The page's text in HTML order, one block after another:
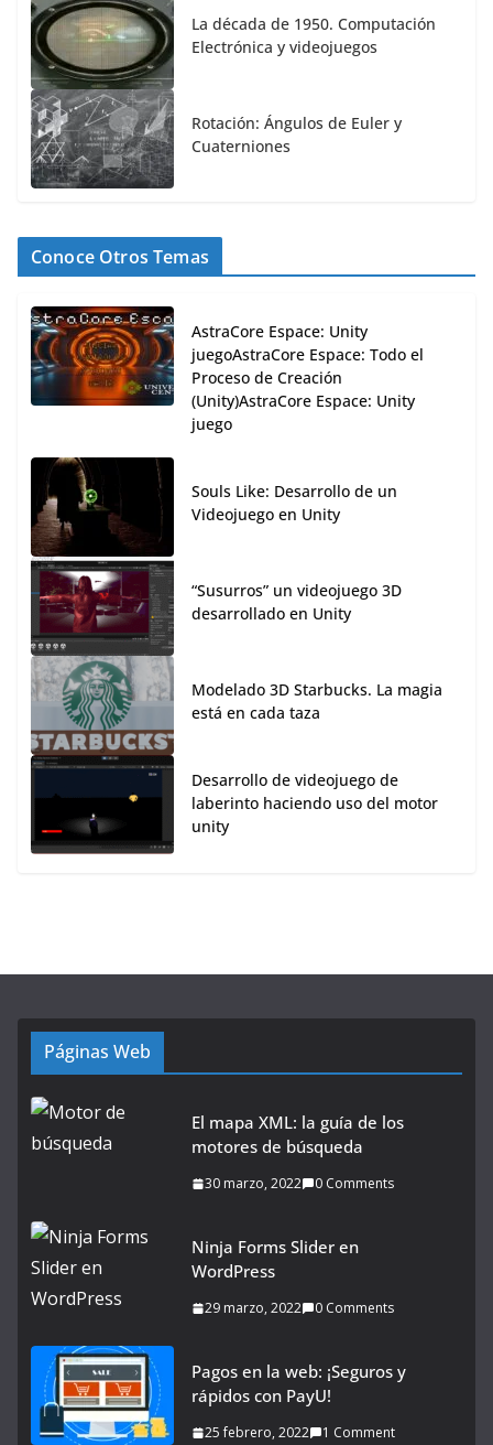
La década de 1950. Computación
Electrónica y videojuegos
Rotación: Ángulos de Euler y
Cuaterniones
Conoce Otros Temas
AstraCore Espace: Unity
juegoAstraCore Espace: Todo el
Proceso de Creación
(Unity)AstraCore Espace: Unity
juego
Souls Like: Desarrollo de un
Videojuego en Unity
“Susurros” un videojuego 3D
desarrollado en Unity
Modelado 3D Starbucks. La magia
está en cada taza
Desarrollo de videojuego de
laberinto haciendo uso del motor
unity
Páginas Web
El mapa XML: la guía de los
motores de búsqueda
30 marzo, 2022 0 Comments
Ninja Forms Slider en
WordPress
29 marzo, 2022 0 Comments
Pagos en la web: ¡Seguros y
rápidos con PayU!
25 febrero, 2022 1 Comment